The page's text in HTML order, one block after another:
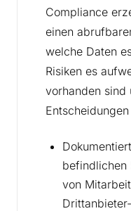
Compliance
einen
welche Daten
Risiken es
vorhanden sind
befindlichen
von